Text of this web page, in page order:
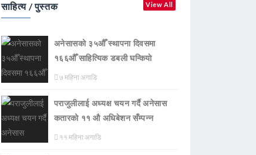
साहित्य / पुस्तक View All
अनेसासको ३५औँ स्थापना दिवसमा
१६६औँ साहित्यिक डबली घन्कियाे
७ महिना अगाडि
पराजुलीलाई अध्यक्ष चयन गर्दै अनेसास
कतारको ११ औ अधिबेशन सँम्पन्न
११ महिना अगाडि